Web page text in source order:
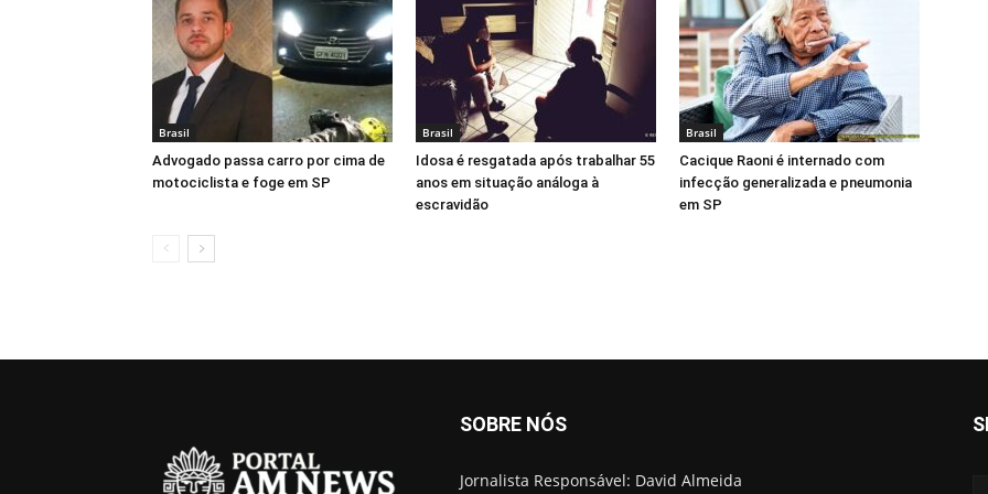
Brasil
Advogado passa carro por cima de
motociclista e foge em SP
Brasil
Idosa é resgatada após trabalhar 55
anos em situação análoga à
escravidão
Brasil
Cacique Raoni é internado com
infecção generalizada e pneumonia
em SP
SOBRE NÓS
Jornalista Responsável: David Almeida